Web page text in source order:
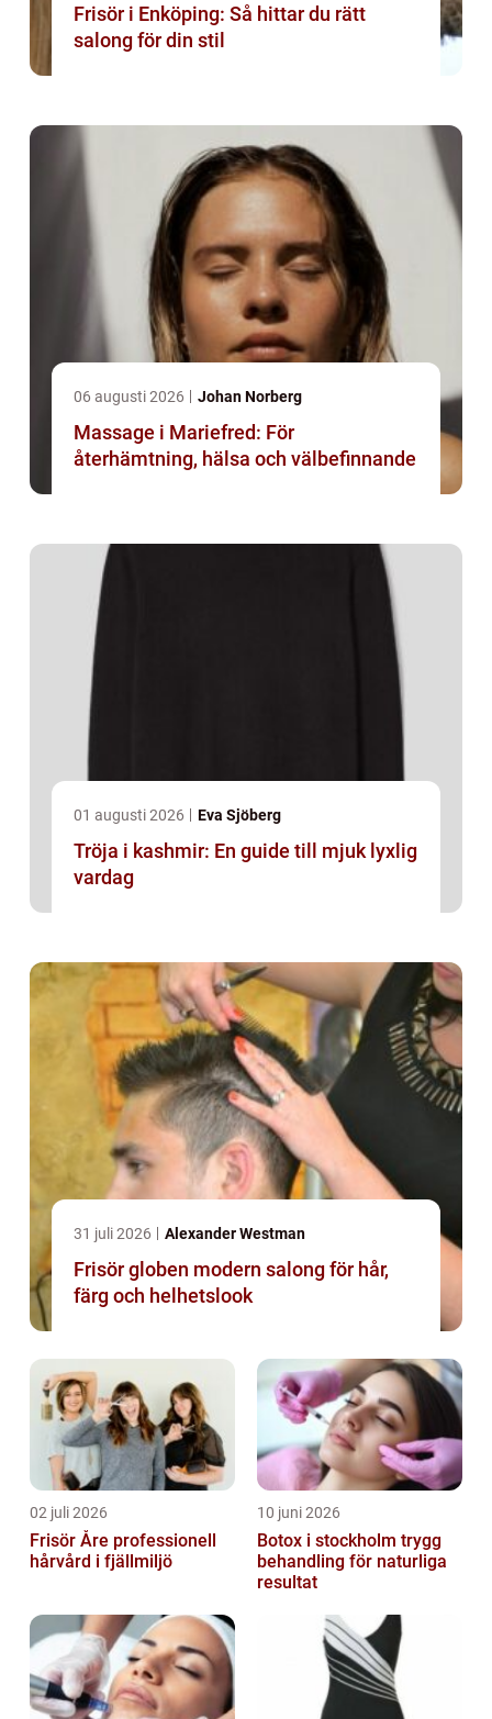
Frisör i Enköping: Så hittar du rätt
salong för din stil
06 augusti 2026 Johan Norberg
Massage i Mariefred: För
återhämtning, hälsa och välbefinnande
01 augusti 2026 Eva Sjöberg
Tröja i kashmir: En guide till mjuk lyxlig
vardag
31 juli 2026 Alexander Westman
Frisör globen modern salong för hår,
färg och helhetslook
02 juli 2026
Frisör Åre professionell
hårvård i fjällmiljö
10 juni 2026
Botox i stockholm trygg
behandling för naturliga
resultat